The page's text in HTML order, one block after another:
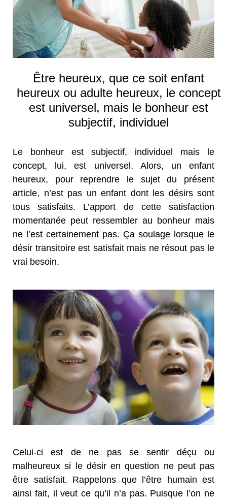
Être heureux, que ce soit enfant
heureux ou adulte heureux, le concept
est universel, mais le bonheur est
subjectif, individuel
Le bonheur est subjectif, individuel mais le
concept, lui, est universel. Alors, un enfant
heureux, pour reprendre le sujet du présent
article, n’est pas un enfant dont les désirs sont
tous satisfaits. L’apport de cette satisfaction
momentanée peut ressembler au bonheur mais
ne l’est certainement pas. Ça soulage lorsque le
désir transitoire est satisfait mais ne résout pas le
vrai besoin.
Celui-ci est de ne pas se sentir déçu ou
malheureux si le désir en question ne peut pas
être satisfait. Rappelons que l’être humain est
ainsi fait, il veut ce qu’il n’a pas. Puisque l’on ne